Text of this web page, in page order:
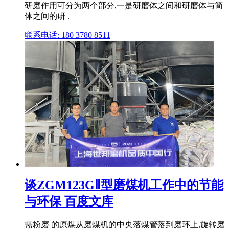
研磨作用可分为两个部分,一是研磨体之间和研磨体与简
体之间的研 .
联系电话: 180 3780 8511
谈ZGM123GⅡ型磨煤机工作中的节能
与环保 百度文库
需粉磨 的原煤从磨煤机的中央落煤管落到磨环上,旋转磨